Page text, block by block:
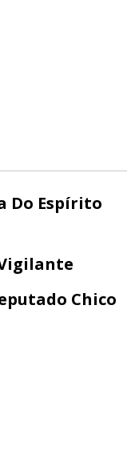
Do Espírito
Chico